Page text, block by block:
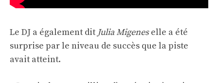
Le DJ a également dit Julia Migeneselle a été
surprise par le niveau de succès que la piste
avait atteint.